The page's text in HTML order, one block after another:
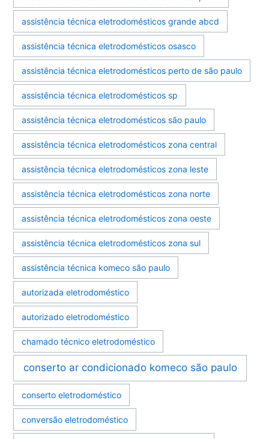
assistência técnica eletrodomésticos grande abcd
assistência técnica eletrodomésticos osasco
assistência técnica eletrodomésticos perto de são paulo
assistência técnica eletrodomésticos sp
assistência técnica eletrodomésticos são paulo
assistência técnica eletrodomésticos zona central
assistência técnica eletrodomésticos zona leste
assistência técnica eletrodomésticos zona norte
assistência técnica eletrodomésticos zona oeste
assistência técnica eletrodomésticos zona sul
assistência técnica komeco são paulo
autorizada eletrodoméstico
autorizado eletrodoméstico
chamado técnico eletrodoméstico
conserto ar condicionado komeco são paulo
conserto eletrodoméstico
conversão eletrodoméstico